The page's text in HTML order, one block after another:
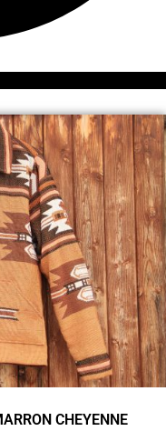
CHEYENNE